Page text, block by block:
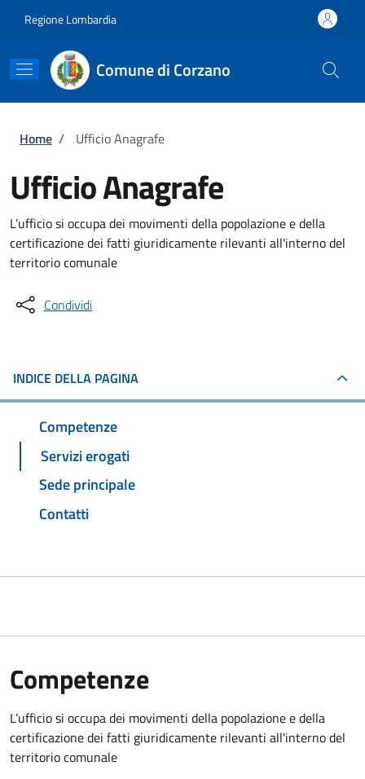
Regione Lombardia
Comune di Corzano
Briciole di pane
Home / Ufficio Anagrafe
Ufficio Anagrafe
L’ufficio si occupa dei movimenti della popolazione e della
certificazione dei fatti giuridicamente rilevanti all'interno del
territorio comunale
Condividi
INDICE DELLA PAGINA
Competenze
Servizi erogati
Sede principale
Contatti
Competenze
L’ufficio si occupa dei movimenti della popolazione e della
certificazione dei fatti giuridicamente rilevanti all'interno del
territorio comunale